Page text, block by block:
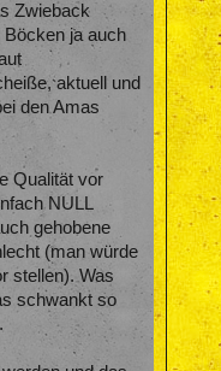
Zwieback
Böcken ja auch
aktuell und
den Amas
Qualität vor
NULL
gehobene
(man würde
stellen). Was
schwankt so